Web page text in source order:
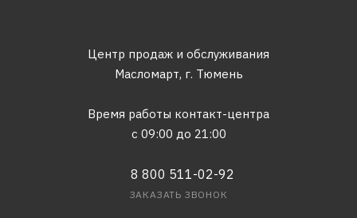
Центр продаж и обслуживания
Масломарт, г. Тюмень
Время работы контакт-центра
с 09:00 до 21:00
8 800 511-02-92
ЗАКАЗАТЬ ЗВОНОК